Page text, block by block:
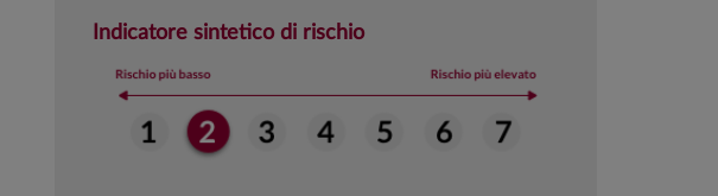
Indicatore sintetico di rischio